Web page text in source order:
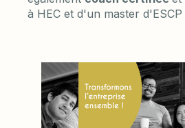
à HEC et d'un master